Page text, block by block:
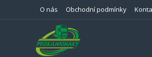
O nás Obchodní podmínky